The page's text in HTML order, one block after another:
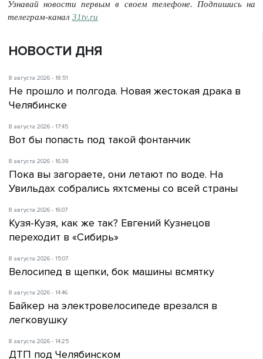
Узнавай новости первым в своем телефоне. Подпишись на
телеграм-канал 31tv.ru
НОВОСТИ ДНЯ
8 августа 2026 - 18:51
Не прошло и полгода. Новая жестокая драка в
Челябинске
8 августа 2026 - 17:45
Вот бы попасть под такой фонтанчик
8 августа 2026 - 16:39
Пока вы загораете, они летают по воде. На
Увильдах собрались яхтсмены со всей страны
8 августа 2026 - 16:07
Кузя-Кузя, как же так? Евгений Кузнецов
переходит в «Сибирь»
8 августа 2026 - 15:07
Велосипед в щепки, бок машины всмятку
8 августа 2026 - 14:46
Байкер на электровелосипеде врезался в
легковушку
8 августа 2026 - 14:25
ДТП под Челябинском